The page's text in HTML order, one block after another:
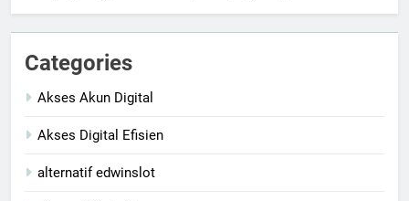
Categories
Akses Akun Digital
Akses Digital Efisien
alternatif edwinslot